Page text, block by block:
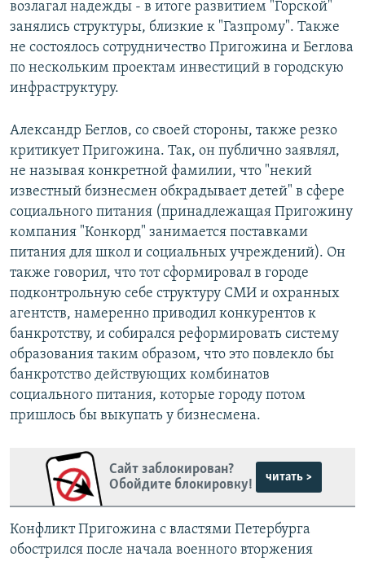
возлагал надежды - в итоге развитием "Горской"
занялись структуры, близкие к "Газпрому". Также
не состоялось сотрудничество Пригожина и Беглова
по нескольким проектам инвестиций в городскую
инфраструктуру.
Александр Беглов, со своей стороны, также резко
критикует Пригожина. Так, он публично заявлял,
не называя конкретной фамилии, что "некий
известный бизнесмен обкрадывает детей" в сфере
социального питания (принадлежащая Пригожину
компания "Конкорд" занимается поставками
питания для школ и социальных учреждений). Он
также говорил, что тот сформировал в городе
подконтрольную себе структуру СМИ и охранных
агентств, намеренно приводил конкурентов к
банкротству, и собирался реформировать систему
образования таким образом, что это повлекло бы
банкротство действующих комбинатов
социального питания, которые городу потом
пришлось бы выкупать у бизнесмена.
Сайт заблокирован?
Обойдите блокировку!
читать >
Конфликт Пригожина с властями Петербурга
обострился после начала военного вторжения